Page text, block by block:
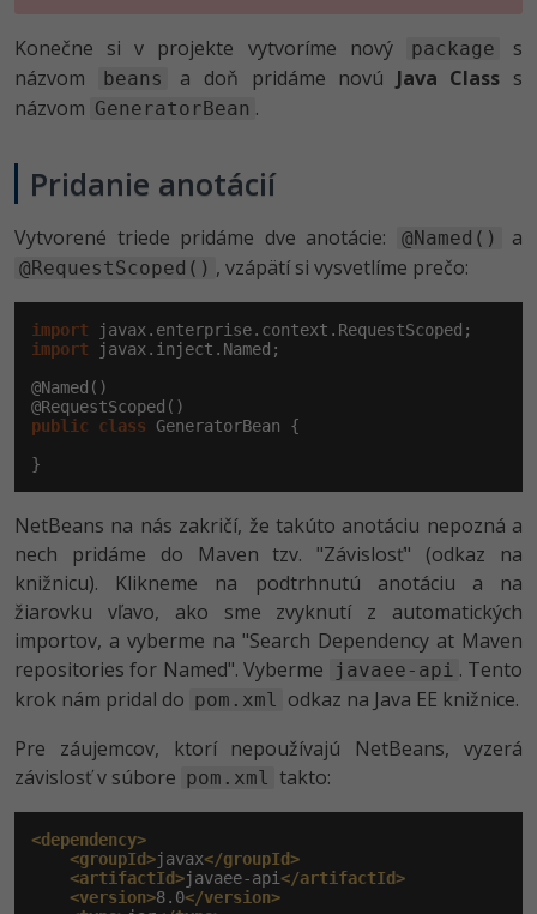
Copywriting
-80%
Fórum
Linux a UNIX
Kybernetická bezpečnost
Elektronický podpis
Windows
Adobe InDesign
Adobe After Effects
Fotografovanie -80%
Video
Fórum
Konečne si v projekte vytvoríme nový package
s
názvom
beans a doň pridáme novú Java Class s
názvom GeneratorBean .
Pridanie anotácií
Vytvorené triede pridáme dve anotácie: @Named() a
@RequestScoped() , vzápätí si vysvetlíme prečo:
import
import javax.inject.Named;
@Named()
public
class GeneratorBean {
}
NetBeans na nás zakričí, že takúto anotáciu nepozná a
nech pridáme do Maven tzv. "Závislosť" (odkaz na
knižnicu). Klikneme na podtrhnutú anotáciu a na
žiarovku vľavo, ako sme zvyknutí z automatických
importov, a vyberme na "Search Dependency at Maven
repositories for Named". Vyberme
javaee-api . Tento
krok nám pridal do pom.xml
odkaz na Java EE knižnice.
Pre záujemcov, ktorí nepoužívajú NetBeans, vyzerá
závislosť v súbore pom.xml takto:
<dependency>
<groupId>javax</groupId>
<artifactId>javaee-api</artifactId>
<version>8.0</version>